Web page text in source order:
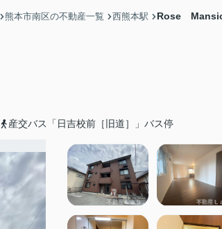
熊本市南区の不動産一覧 西熊本駅 Rose
産交バス「日吉校前［旧道］」バス停